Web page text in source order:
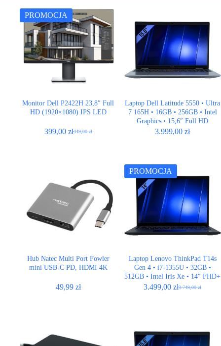
PROMOCJA
Monitor Dell P2422H 23,8″ Full
HD (1920×1080) IPS LED
449,00zł
Pierwotna
399,00 zł
Aktualna
Laptop Dell Latitude 5550 • Ultra
7 165H • 16GB • 256GB • Intel
Graphics • 15,6″ Full HD
3.999,00zł
Hub Natec Multi Port Fowler
mini USB-C PD, HDMI 4K
49,99 zł
PROMOCJA
Laptop Lenovo ThinkPad T14s
Gen 4 • i7-1355U • 32GB •
512GB • Intel Iris Xe • 14″ FHD+
• LTE3.749,00zł
Pierwotna
3.499,00zł
Aktualna